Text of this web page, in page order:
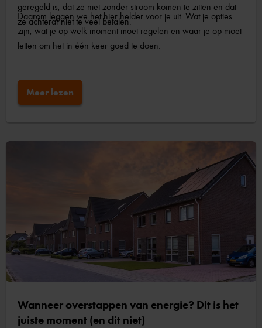
geregeld is, dat ze niet zonder stroom komen te zitten en dat
ze achteraf niet te veel betalen.
Daarom leggen we het hier helder voor je uit. Wat je opties
zijn, wat je op welk moment moet regelen en waar je op moet
letten om het in één keer goed te doen.
Meer lezen
Wanneer overstappen van energie? Dit is het
juiste moment (en dit niet)